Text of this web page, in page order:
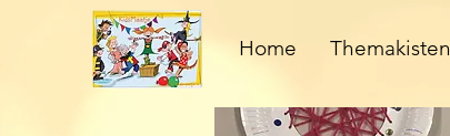
Home Themakisten